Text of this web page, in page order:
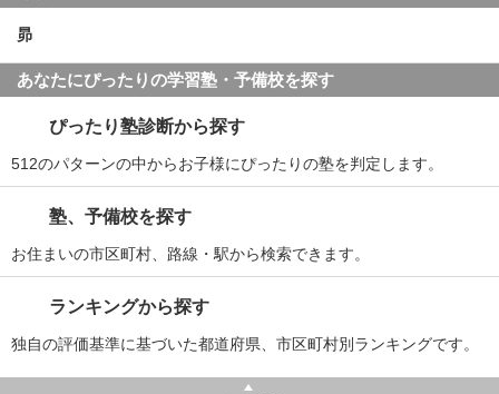
昴
あなたにぴったりの学習塾・予備校を探す
ぴったり塾診断から探す
512のパターンの中からお子様にぴったりの塾を判定します。
塾、予備校を探す
お住まいの市区町村、路線・駅から検索できます。
ランキングから探す
独自の評価基準に基づいた都道府県、市区町村別ランキングです。